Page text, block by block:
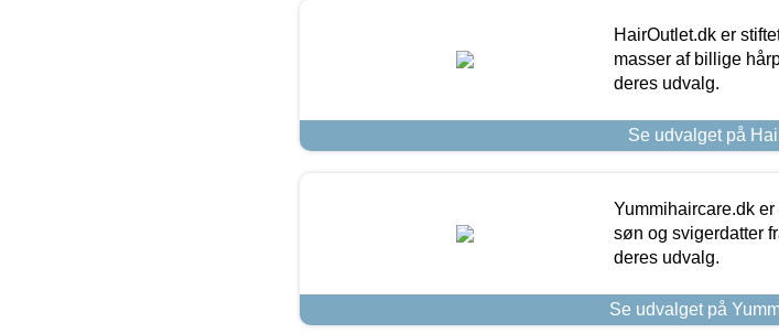
HairOutlet.dk er
masser af billige
deres udvalg.
Se udvalget på
Yummihaircare.dk
søn og svigerdatter
deres udvalg.
Se udvalget på